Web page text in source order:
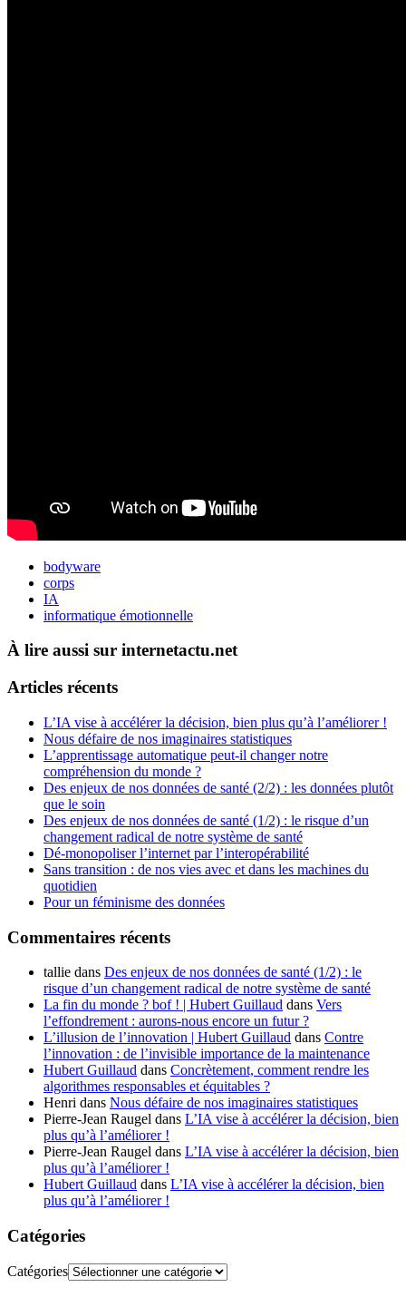
bodyware
corps
IA
informatique émotionnelle
À lire aussi sur internetactu.net
Articles récents
L’IA vise à accélérer la décision, bien plus qu’à l’améliorer !
Nous défaire de nos imaginaires statistiques
L’apprentissage automatique peut-il changer notre
compréhension du monde ?
Des enjeux de nos données de santé (2/2) : les données plutôt
que le soin
Des enjeux de nos données de santé (1/2) : le risque d’un
changement radical de notre système de santé
Dé-monopoliser l’internet par l’interopérabilité
Sans transition : de nos vies avec et dans les machines du
quotidien
Pour un féminisme des données
Commentaires récents
tallie dans Des enjeux de nos données de santé (1/2) : le
risque d’un changement radical de notre système de santé
La fin du monde ? bof ! | Hubert Guillaud dans Vers
l’effondrement : aurons-nous encore un futur ?
L’illusion de l’innovation | Hubert Guillaud dans Contre
l’innovation : de l’invisible importance de la maintenance
Hubert Guillaud dans Concrètement, comment rendre les
algorithmes responsables et équitables ?
Henri dans Nous défaire de nos imaginaires statistiques
Pierre-Jean Raugel dans L’IA vise à accélérer la décision, bien
plus qu’à l’améliorer !
Pierre-Jean Raugel dans L’IA vise à accélérer la décision, bien
plus qu’à l’améliorer !
Hubert Guillaud dans L’IA vise à accélérer la décision, bien
plus qu’à l’améliorer !
Catégories
Catégories